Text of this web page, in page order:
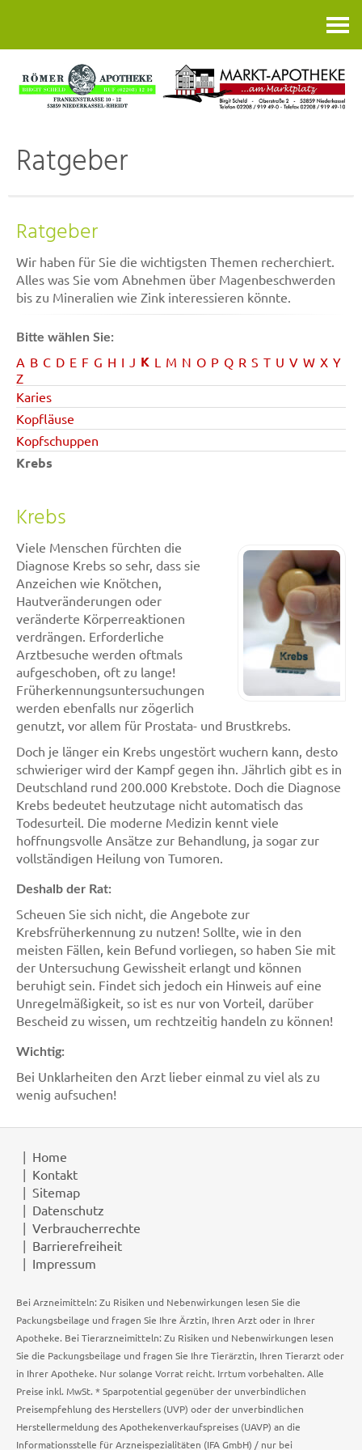
Ratgeber
Ratgeber
Wir haben für Sie die wichtigsten Themen recherchiert.
Alles was Sie vom Abnehmen über Magenbeschwerden
bis zu Mineralien wie Zink interessieren könnte.
Bitte wählen Sie:
A B C D E F G H I J K L M N O P Q R S T U V W X Y
Z
Karies
Kopfläuse
Kopfschuppen
Krebs
Krebs
Viele Menschen fürchten die
Diagnose Krebs so sehr, dass sie
Anzeichen wie Knötchen,
Hautveränderungen oder
veränderte Körperreaktionen
verdrängen. Erforderliche
Arztbesuche werden oftmals
aufgeschoben, oft zu lange!
Früherkennungsuntersuchungen
werden ebenfalls nur zögerlich
genutzt, vor allem für Prostata- und Brustkrebs.
Doch je länger ein Krebs ungestört wuchern kann, desto
schwieriger wird der Kampf gegen ihn. Jährlich gibt es in
Deutschland rund 200.000 Krebstote. Doch die Diagnose
Krebs bedeutet heutzutage nicht automatisch das
Todesurteil. Die moderne Medizin kennt viele
hoffnungsvolle Ansätze zur Behandlung, ja sogar zur
vollständigen Heilung von Tumoren.
Deshalb der Rat:
Scheuen Sie sich nicht, die Angebote zur
Krebsfrüherkennung zu nutzen! Sollte, wie in den
meisten Fällen, kein Befund vorliegen, so haben Sie mit
der Untersuchung Gewissheit erlangt und können
beruhigt sein. Findet sich jedoch ein Hinweis auf eine
Unregelmäßigkeit, so ist es nur von Vorteil, darüber
Bescheid zu wissen, um rechtzeitig handeln zu können!
Wichtig:
Bei Unklarheiten den Arzt lieber einmal zu viel als zu
wenig aufsuchen!
Home
Kontakt
Sitemap
Datenschutz
Verbraucherrechte
Barrierefreiheit
Impressum
Bei Arzneimitteln: Zu Risiken und Nebenwirkungen lesen Sie die
Packungsbeilage und fragen Sie Ihre Ärztin, Ihren Arzt oder in Ihrer
Apotheke. Bei Tierarzneimitteln: Zu Risiken und Nebenwirkungen lesen
Sie die Packungsbeilage und fragen Sie Ihre Tierärztin, Ihren Tierarzt oder
in Ihrer Apotheke. Nur solange Vorrat reicht. Irrtum vorbehalten. Alle
Preise inkl. MwSt. * Sparpotential gegenüber der unverbindlichen
Preisempfehlung des Herstellers (UVP) oder der unverbindlichen
Herstellermeldung des Apothekenverkaufspreises (UAVP) an die
Informationsstelle für Arzneispezialitäten (IFA GmbH) / nur bei